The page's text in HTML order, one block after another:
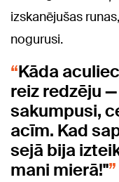
izskanējušas
nogurusi.
Kāda
reiz redzēju
sakumpusi,
acīm. Kad
sejā bija
mani mierā!"